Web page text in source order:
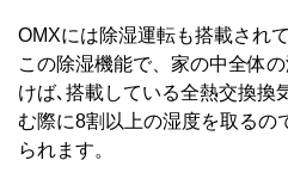
OMXには除湿運転も搭載され
この除湿機能で、家の中全体
けば､搭載している全熱交換換
む際に8割以上の湿度を取るの
られます。